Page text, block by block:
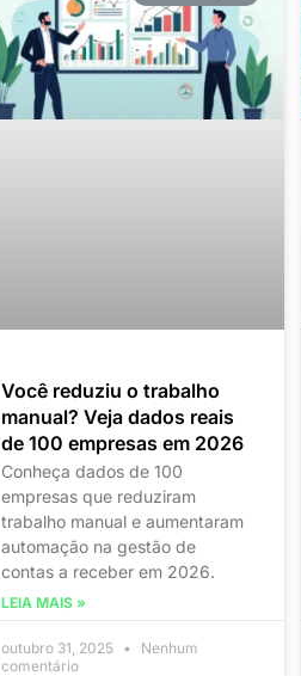
Você reduziu o trabalho
manual? Veja dados reais
de 100 empresas em 2026
Conheça dados de 100
empresas que reduziram
trabalho manual e aumentaram
automação na gestão de
contas a receber em 2026.
LEIA MAIS »
outubro 31, 2025
Nenhum
comentário